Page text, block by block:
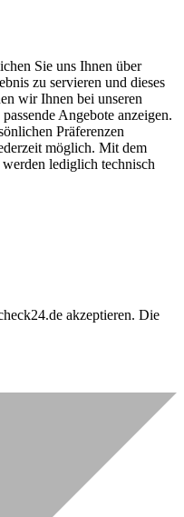
Sie uns Ihnen über
zu servieren und dieses
wir Ihnen bei unseren
Angebote anzeigen.
Präferenzen
möglich. Mit dem
lediglich technisch
akzeptieren. Die